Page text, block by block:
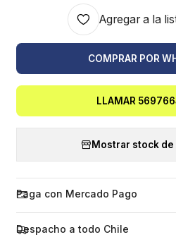
Agregar a la
COMPRAR POR
LLAMAR
Mostrar stock
Paga con Mercado Pago
Despacho a todo Chile